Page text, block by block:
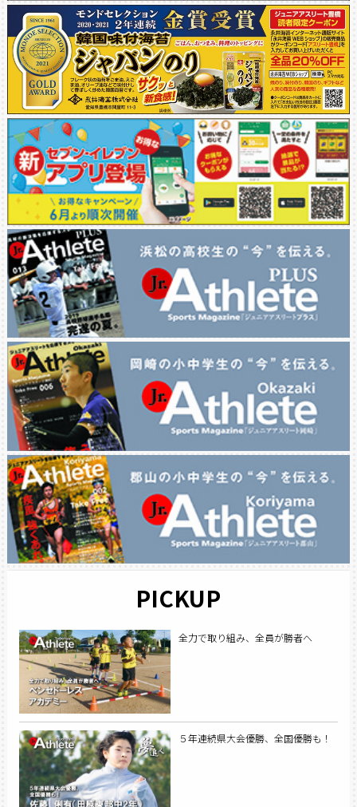
PICKUP
全力で取り組み、全員が勝者へ
５年連続県大会優勝、全国優勝も！